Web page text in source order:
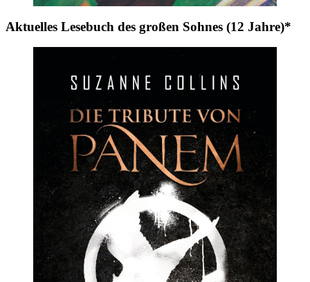
Aktuelles Lesebuch des großen Sohnes (12 Jahre)*